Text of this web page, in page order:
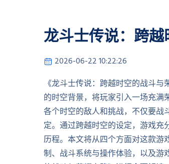
龙斗士传说：跨
2026-06-22 10:22:26
《龙斗士传说：跨越时空的战斗
的时空背景，将玩家引入一场充
各个时空的敌人和挑战，不仅要
定。通过跨越时空的设定，游戏
历程。本文将从四个方面对这款
制、战斗系统与操作体验，以及游